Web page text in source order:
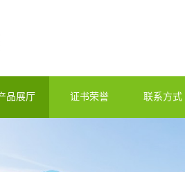
品展厅 证书荣誉 联系方式